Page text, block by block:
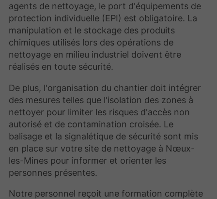
agents de nettoyage, le port d'équipements de
protection individuelle (EPI) est obligatoire. La
manipulation et le stockage des produits
chimiques utilisés lors des opérations de
nettoyage en milieu industriel doivent être
réalisés en toute sécurité.
De plus, l'organisation du chantier doit intégrer
des mesures telles que l'isolation des zones à
nettoyer pour limiter les risques d'accès non
autorisé et de contamination croisée. Le
balisage et la signalétique de sécurité sont mis
en place sur votre site de nettoyage à Nœux-
les-Mines pour informer et orienter les
personnes présentes.
Notre personnel reçoit une formation complète